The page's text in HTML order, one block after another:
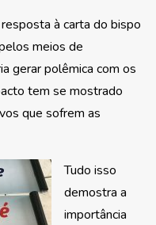
à carta do bispo
meios de
gerar polêmica com os
tem se mostrado
que sofrem as
Tudo isso
demostra a
importância